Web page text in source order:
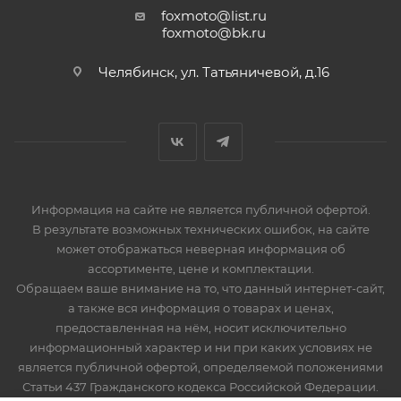
foxmoto@list.ru
foxmoto@bk.ru
Челябинск, ул. Татьяничевой, д.16
Информация на сайте не является публичной офертой.
В результате возможных технических ошибок, на сайте
может отображаться неверная информация об
ассортименте, цене и комплектации.
Обращаем ваше внимание на то, что данный интернет-сайт,
а также вся информация о товарах и ценах,
предоставленная на нём, носит исключительно
информационный характер и ни при каких условиях не
является публичной офертой, определяемой положениями
Статьи 437 Гражданского кодекса Российской Федерации.